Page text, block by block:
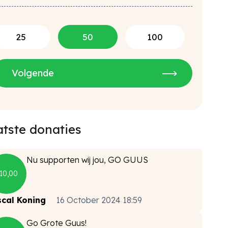
25 50 100
donaties
10,00
Nu supporten wij jou, GO GUUS
Koning 16 October 2024 18:59
Go Grote Guus!